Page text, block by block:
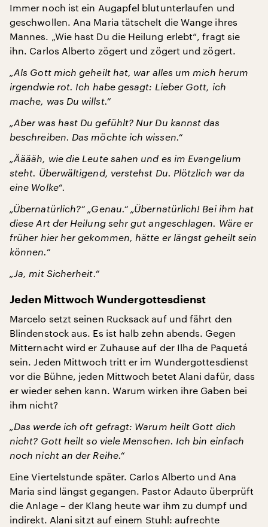
Immer noch ist ein Augapfel blutunterlaufen und
geschwollen. Ana Maria tätschelt die Wange ihres
Mannes. „Wie hast Du die Heilung erlebt“, fragt sie
ihn. Carlos Alberto zögert und zögert und zögert.
„Als Gott mich geheilt hat, war alles um mich herum
irgendwie rot. Ich habe gesagt: Lieber Gott, ich
mache, was Du willst.“
„Aber was hast Du gefühlt? Nur Du kannst das
beschreiben. Das möchte ich wissen.“
„Ääääh, wie die Leute sahen und es im Evangelium
steht. Überwältigend, verstehst Du. Plötzlich war da
eine Wolke“.
„Übernatürlich?“ „Genau.“ „Übernatürlich! Bei ihm hat
diese Art der Heilung sehr gut angeschlagen. Wäre er
früher hier her gekommen, hätte er längst geheilt sein
können.“
„Ja, mit Sicherheit.“
Jeden Mittwoch Wundergottesdienst
Marcelo setzt seinen Rucksack auf und fährt den
Blindenstock aus. Es ist halb zehn abends. Gegen
Mitternacht wird er Zuhause auf der Ilha de Paquetá
sein. Jeden Mittwoch tritt er im Wundergottesdienst
vor die Bühne, jeden Mittwoch betet Alani dafür, dass
er wieder sehen kann. Warum wirken ihre Gaben bei
ihm nicht?
„Das werde ich oft gefragt: Warum heilt Gott dich
nicht? Gott heilt so viele Menschen. Ich bin einfach
noch nicht an der Reihe.“
Eine Viertelstunde später. Carlos Alberto und Ana
Maria sind längst gegangen. Pastor Adauto überprüft
die Anlage – der Klang heute war ihm zu dumpf und
indirekt. Alani sitzt auf einem Stuhl: aufrechte